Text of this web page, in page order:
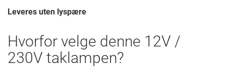
Leveres uten lyspære
Hvorfor velge denne 12V /
230V taklampen?